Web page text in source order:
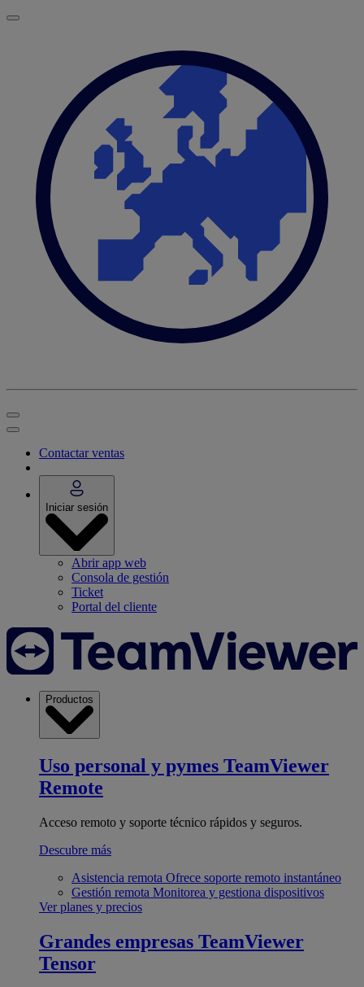
Contactar ventas
Iniciar sesión
Abrir app web
Consola de gestión
Ticket
Portal del cliente
Productos
Uso personal y pymes TeamViewer
Remote
Acceso remoto y soporte técnico rápidos y seguros.
Descubre más
Asistencia remota Ofrece soporte remoto instantáneo
Gestión remota Monitorea y gestiona dispositivos
Ver planes y precios
Grandes empresas TeamViewer
Tensor